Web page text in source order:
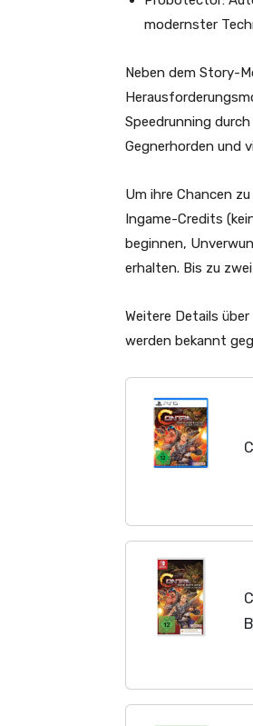
modernster
Neben dem Story-
Speedrunning
Gegnerhorden und
Um ihre Chancen
Ingame-Credits
beginnen,
erhalten. Bis zu
Weitere Details
werden bekannt